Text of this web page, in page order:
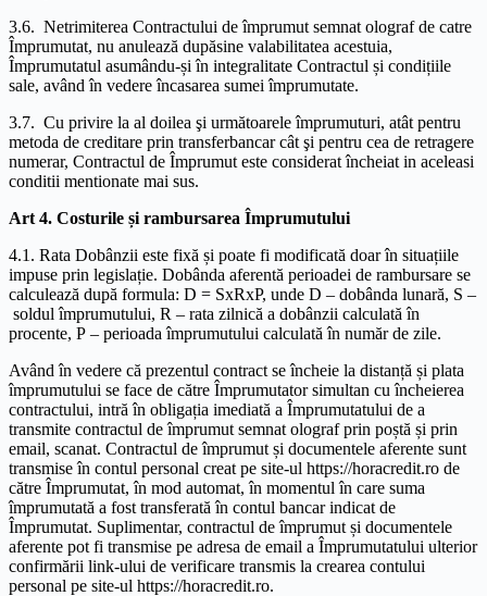
3.6. Netrimiterea Contractului de împrumut semnat olograf de catre
Împrumutat, nu anulează dupăsine valabilitatea acestuia,
Împrumutatul asumându-și în integralitate Contractul și condițiile
sale, având în vedere încasarea sumei împrumutate.
3.7. Cu privire la al doilea şi următoarele împrumuturi, atât pentru
metoda de creditare prin transferbancar cât şi pentru cea de retragere
numerar, Contractul de Împrumut este considerat încheiat in aceleasi
conditii mentionate mai sus.
Art 4. Costurile și rambursarea Împrumutului
4.1. Rata Dobânzii este fixă și poate fi modificată doar în situațiile
impuse prin legislație. Dobânda aferentă perioadei de rambursare se
calculează după formula: D = SxRxP, unde D – dobânda lunară, S –
soldul împrumutului, R – rata zilnică a dobânzii calculată în
procente, P – perioada împrumutului calculată în număr de zile.
Având în vedere că prezentul contract se încheie la distanță și plata
împrumutului se face de către Împrumutator simultan cu încheierea
contractului, intră în obligația imediată a Împrumutatului de a
transmite contractul de împrumut semnat olograf prin poștă și prin
email, scanat. Contractul de împrumut și documentele aferente sunt
transmise în contul personal creat pe site-ul https://horacredit.ro de
către Împrumutat, în mod automat, în momentul în care suma
împrumutată a fost transferată în contul bancar indicat de
Împrumutat. Suplimentar, contractul de împrumut și documentele
aferente pot fi transmise pe adresa de email a Împrumutatului ulterior
confirmării link-ului de verificare transmis la crearea contului
personal pe site-ul https://horacredit.ro.